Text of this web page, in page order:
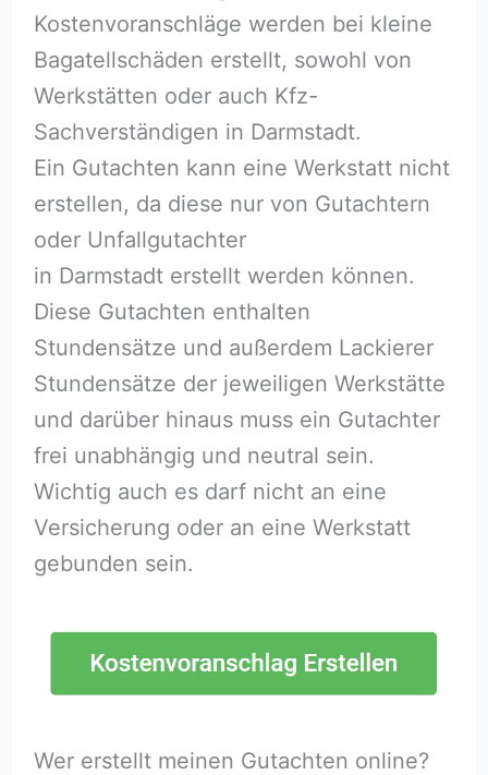
Kostenvoranschläge werden bei kleine
Bagatellschäden erstellt, sowohl von
Werkstätten oder auch Kfz-
Sachverständigen in Darmstadt.
Ein Gutachten kann eine Werkstatt nicht
erstellen, da diese nur von Gutachtern
oder Unfallgutachter
in Darmstadt erstellt werden können.
Diese Gutachten enthalten
Stundensätze und außerdem Lackierer
Stundensätze der jeweiligen Werkstätte
und darüber hinaus muss ein Gutachter
frei unabhängig und neutral sein.
Wichtig auch es darf nicht an eine
Versicherung oder an eine Werkstatt
gebunden sein.
Wer erstellt meinen Gutachten online?